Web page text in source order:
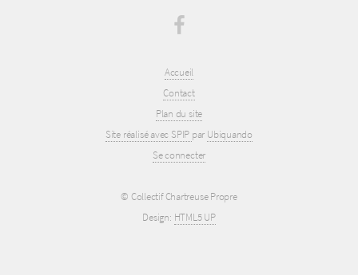
Accueil
Contact
Plan du site
Site réalisé avec SPIP par Ubiquando
Se connecter
© Collectif Chartreuse Propre
Design: HTML5 UP